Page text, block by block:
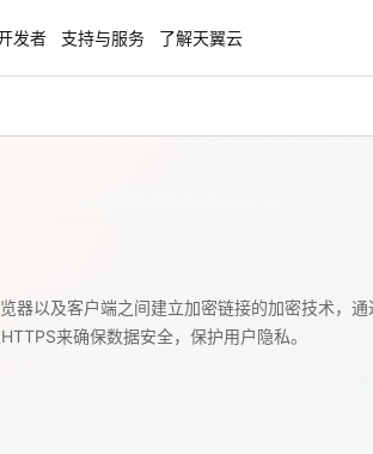
球！
天翼云信创专区 NEW
“一云多芯、一云多态”,国产化软
发者 支持与服务 了解天翼云
器以及客户端之间建立加密链接的加密技术，
来确保数据安全，保护用户隐私。